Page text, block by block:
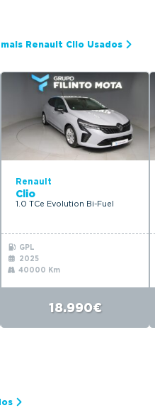
Renault Clio Usados
Renault
Clio
1.0 TCe Evolution Bi-Fuel
GPL
2025
40000 Km
18.990€